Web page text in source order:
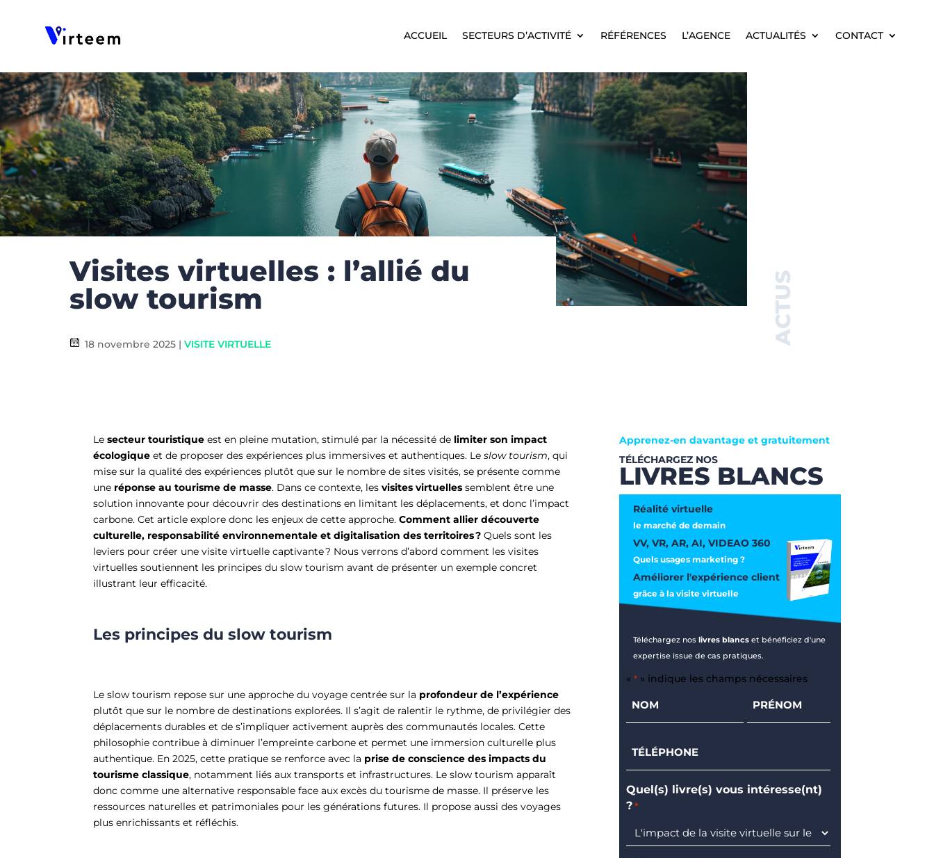
ACCUEIL SECTEURS D’ACTIVITÉ RÉFÉRENCES L’AGENCE ACTUALITÉS CONTACT
ACCUEIL SECTEURS D’ACTIVITÉ RÉFÉRENCES L’AGENCE ACTUALITÉS CONTACT
ACTUS
Visites virtuelles : l’allié du
slow tourism
18 novembre 2025 | VISITE VIRTUELLE
Lesecteur touristique est en pleine mutation, stimulé par la nécessité de limiter son impact
écologique et de proposer des expériences plus immersives et authentiques. Le slow tourism, qui
mise sur la qualité des expériences plutôt que sur le nombre de sites visités, se présente comme
une réponse au tourisme de masse. Dans ce contexte, lesvisites virtuelles semblent être une
solution innovante pour découvrir des destinations en limitant les déplacements, et donc l’impact
carbone.Cet article explore donc les enjeux de cette approche.Comment allier découverte
culturelle, responsabilité environnementale et digitalisation des territoires ? Quels sont les
leviers pour créer une visite virtuelle captivante ? Nous verrons d’abord comment les visites
virtuelles soutiennent les principes du slow tourism avant de présenter un exemple concret
illustrant leur efficacité.
Les principes du slow tourism
Le slow tourism repose sur une approche du voyage centrée sur la profondeur de l’expérience
plutôt que sur le nombre de destinations explorées. Il s’agit de ralentir le rythme, de privilégier des
déplacements durables et de s’impliquer activement auprès des communautés locales. Cette
philosophie contribue à diminuer l’empreinte carbone et permet une immersion culturelle plus
authentique. En 2025, cette pratique se renforce avec la prise de conscience des impacts du
tourisme classique, notamment liés aux transports et infrastructures. Le slow tourism apparaît
donc comme une alternative responsable face aux excès du tourisme de masse. Il préserve les
ressources naturelles et patrimoniales pour les générations futures. Il propose aussi des voyages
plus enrichissants et réfléchis.
Apprenez-en davantage et gratuitement
TÉLÉCHARGEZ NOS
LIVRES BLANCS
Réalité virtuelle
le marché de demain
VV, VR, AR, AI, VIDEAO 360
Quels usages marketing ?
Améliorer l'expérience client
grâce à la visite virtuelle
Téléchargez noslivres blancset bénéficiez d'une
expertise issue de cas pratiques.
« *» indique les champs nécessaires
Quel(s) livre(s) vous intéresse(nt)
? *